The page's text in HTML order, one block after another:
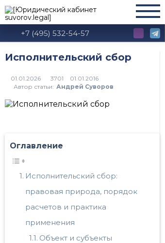
+7 (495) 532-54-57
Исполнительский сбор
3701
Автор статьи: Андрей Суворов
Оглавление
Исполнительский сбор:
правовая природа, порядок
расчетов и практика
применения
Объект и субъекты